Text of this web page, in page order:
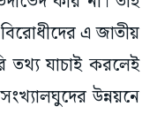
এ জাতীয়
তথ্য যাচাই করলেই
উন্নয়নে